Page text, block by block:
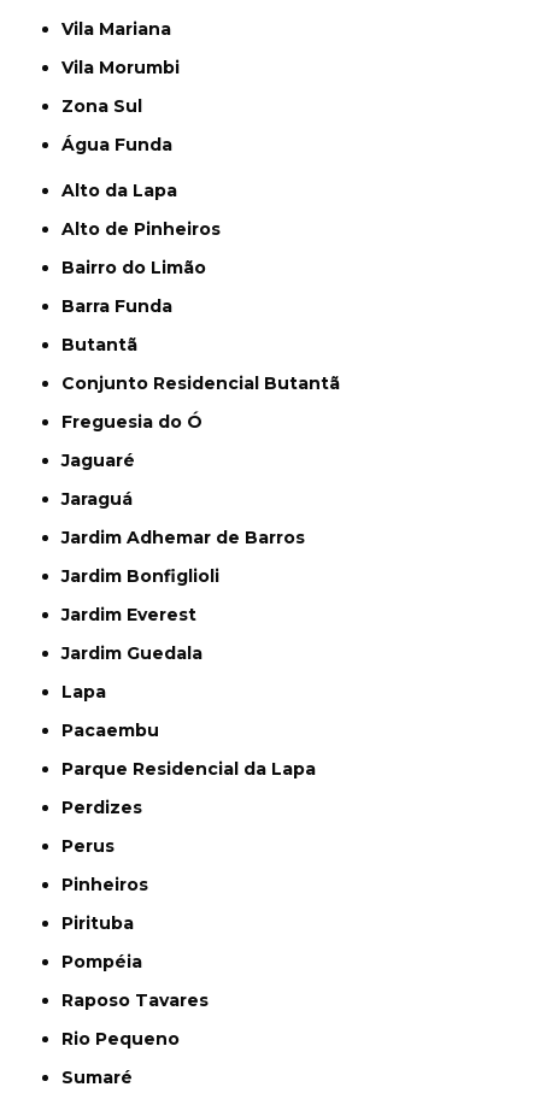
Vila Mariana
Vila Morumbi
Zona Sul
Água Funda
Alto da Lapa
Alto de Pinheiros
Bairro do Limão
Barra Funda
Butantã
Conjunto Residencial Butantã
Freguesia do Ó
Jaguaré
Jaraguá
Jardim Adhemar de Barros
Jardim Bonfiglioli
Jardim Everest
Jardim Guedala
Lapa
Pacaembu
Parque Residencial da Lapa
Perdizes
Perus
Pinheiros
Pirituba
Pompéia
Raposo Tavares
Rio Pequeno
Sumaré